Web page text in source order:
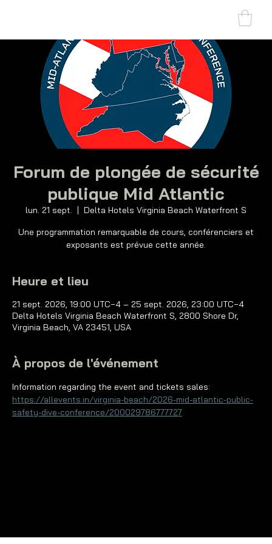
SHARK MARINE
gies Inc.
Forum de plongée de sécurité
publique Mid Atlantic
lun. 21 sept.
  |
Delta Hotels Virginia Beach Waterfront S
Une programmation remarquable de cours, conférenciers et
exposants est prévue cette année.
Heure et lieu
21 sept. 2026, 19:00 UTC−4 – 25 sept. 2026, 23:00 UTC−4
Delta Hotels Virginia Beach Waterfront S, 2800 Shore Dr,
Virginia Beach, VA 23451, USA
À propos de l'événement
Information regarding the event and tickets sales:
https://allevents.in/virginia-beach/2026-mid-atlantic-public-
safety-dive-conference/200029786777727